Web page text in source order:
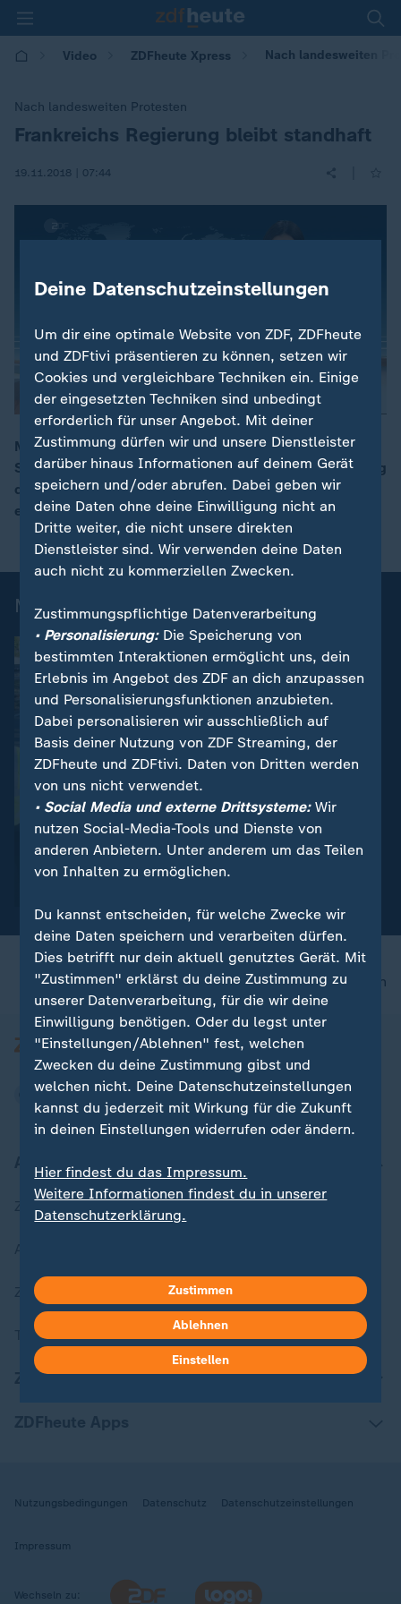
Video ZDFheute Xpress Nach landesweiten
Nach landesweiten Protesten
:Frankreichs Regierung bleibt standhaft
19.11.2018 | 07:44
Mehr als 300.000 Menschen sind landesweit auf die
Straße gegangen - dennoch hält Frankreichs Regierung
daran fest, die Steuern auf Benzin und Diesel zu
erhöhen.
Mehr zum Thema
Bewegung "Gilets Jaune":
Frankreich: Demo gegen
Kraftstoffpreise
nach oben
Aktuell bei ZDFheute
Zuletzt veröffentlicht
ZDFheute Stories
Themen im Überblick
ZDFheute Update
Nutzungsbedingungen Datenschutz Datenschutzeinstellungen
Impressum
Wechseln zu:
Deine Datenschutzeinstellungen
Um dir eine optimale Website von ZDF, ZDFheute
und ZDFtivi präsentieren zu können, setzen wir
Cookies und vergleichbare Techniken ein. Einige
der eingesetzten Techniken sind unbedingt
erforderlich für unser Angebot. Mit deiner
Zustimmung dürfen wir und unsere Dienstleister
darüber hinaus Informationen auf deinem Gerät
speichern und/oder abrufen. Dabei geben wir
deine Daten ohne deine Einwilligung nicht an
Dritte weiter, die nicht unsere direkten
Dienstleister sind. Wir verwenden deine Daten
auch nicht zu kommerziellen Zwecken.
Zustimmungspflichtige Datenverarbeitung
• Personalisierung:Die Speicherung von
bestimmten Interaktionen ermöglicht uns, dein
Erlebnis im Angebot des ZDF an dich anzupassen
und Personalisierungsfunktionen anzubieten.
Dabei personalisieren wir ausschließlich auf
Basis deiner Nutzung von ZDF Streaming, der
ZDFheute und ZDFtivi. Daten von Dritten werden
von uns nicht verwendet.
• Social Media und externe Drittsysteme:Wir
nutzen Social-Media-Tools und Dienste von
anderen Anbietern. Unter anderem um das Teilen
von Inhalten zu ermöglichen.
Du kannst entscheiden, für welche Zwecke wir
deine Daten speichern und verarbeiten dürfen.
Dies betrifft nur dein aktuell genutztes Gerät. Mit
"Zustimmen" erklärst du deine Zustimmung zu
unserer Datenverarbeitung, für die wir deine
Einwilligung benötigen. Oder du legst unter
"Einstellungen/Ablehnen" fest, welchen
Zwecken du deine Zustimmung gibst und
welchen nicht. Deine Datenschutzeinstellungen
kannst du jederzeit mit Wirkung für die Zukunft
in deinen Einstellungen widerrufen oder ändern.
Hier findest du das Impressum.
Weitere Informationen findest du in unserer
Datenschutzerklärung.
Zustimmen
Ablehnen
Einstellen